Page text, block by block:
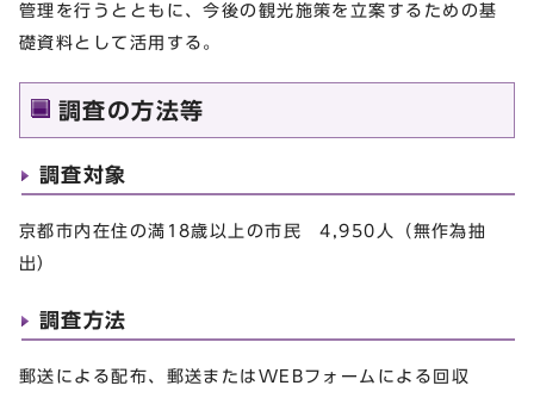
管理を行うとともに、今後の観光施策を立案するための基
礎資料として活用する。
調査の方法等
調査対象
京都市内在住の満18歳以上の市民 4,950人（無作為抽
出）
調査方法
郵送による配布、郵送またはWEBフォームによる回収